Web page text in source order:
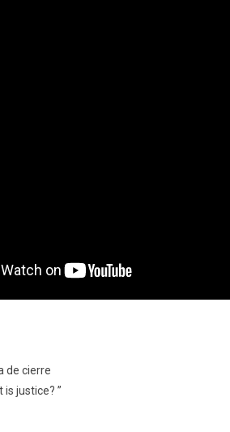
de cierre
is justice? ”